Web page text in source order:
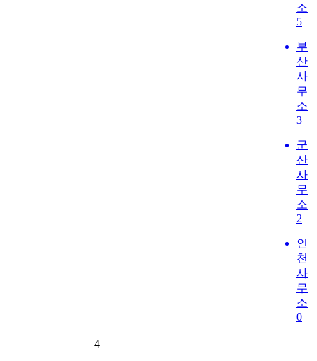
소
5
부
산
사
무
소
3
군
산
사
무
소
2
인
천
사
무
소
0
4